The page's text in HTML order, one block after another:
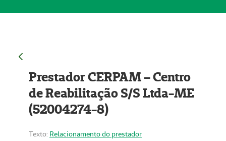
Prestador CERPAM – Centro
de Reabilitação S/S Ltda-ME
(52004274-8)
Texto: Relacionamento do prestador